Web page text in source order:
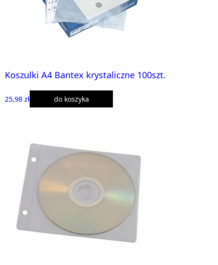
Koszulki A4 Bantex krystaliczne 100szt.
25,98 zł do koszyka